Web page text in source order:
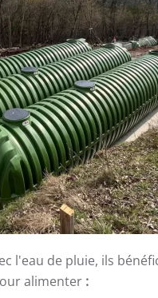
l'eau de pluie, ils
alimenter :